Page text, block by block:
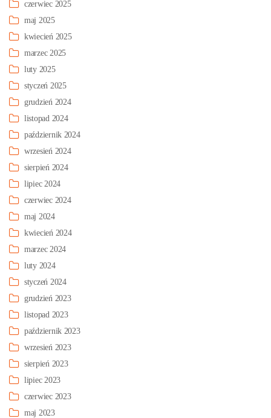
czerwiec 2025
maj 2025
kwiecień 2025
marzec 2025
luty 2025
styczeń 2025
grudzień 2024
listopad 2024
październik 2024
wrzesień 2024
sierpień 2024
lipiec 2024
czerwiec 2024
maj 2024
kwiecień 2024
marzec 2024
luty 2024
styczeń 2024
grudzień 2023
listopad 2023
październik 2023
wrzesień 2023
sierpień 2023
lipiec 2023
czerwiec 2023
maj 2023